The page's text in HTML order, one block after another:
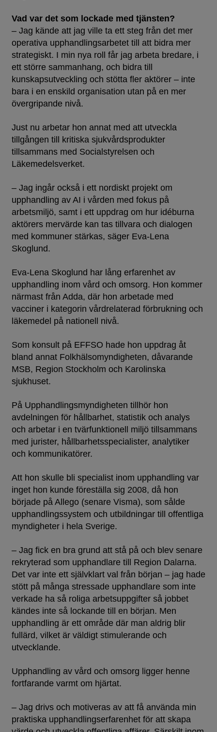
Vad var det som lockade med tjänsten?
– Jag kände att jag ville ta ett steg från det mer
operativa upphandlingsarbetet till att bidra mer
strategiskt. I min nya roll får jag arbeta bredare, i
ett större sammanhang, och bidra till
kunskapsutveckling och stötta fler aktörer – inte
bara i en enskild organisation utan på en mer
övergripande nivå.
Just nu arbetar hon annat med att utveckla
tillgången till kritiska sjukvårdsprodukter
tillsammans med Socialstyrelsen och
Läkemedelsverket.
– Jag ingår också i ett nordiskt projekt om
upphandling av AI i vården med fokus på
arbetsmiljö, samt i ett uppdrag om hur idéburna
aktörers mervärde kan tas tillvara och dialogen
med kommuner stärkas, säger Eva-Lena
Skoglund.
Eva-Lena Skoglund har lång erfarenhet av
upphandling inom vård och omsorg. Hon kommer
närmast från Adda, där hon arbetade med
vacciner i kategorin vårdrelaterad förbrukning och
läkemedel på nationell nivå.
Som konsult på EFFSO hade hon uppdrag åt
bland annat Folkhälsomyndigheten, dåvarande
MSB, Region Stockholm och Karolinska
sjukhuset.
På Upphandlingsmyndigheten tillhör hon
avdelningen för hållbarhet, statistik och analys
och arbetar i en tvärfunktionell miljö tillsammans
med jurister, hållbarhetsspecialister, analytiker
och kommunikatörer.
Att hon skulle bli specialist inom upphandling var
inget hon kunde föreställa sig 2008, då hon
började på Allego (senare Visma), som sålde
upphandlingssystem och utbildningar till offentliga
myndigheter i hela Sverige.
– Jag fick en bra grund att stå på och blev senare
rekryterad som upphandlare till Region Dalarna.
Det var inte ett självklart val från början – jag hade
stött på många stressade upphandlare som inte
verkade ha så roliga arbetsuppgifter så jobbet
kändes inte så lockande till en början. Men
upphandling är ett område där man aldrig blir
fullärd, vilket är väldigt stimulerande och
utvecklande.
Upphandling av vård och omsorg ligger henne
fortfarande varmt om hjärtat.
– Jag drivs och motiveras av att få använda min
praktiska upphandlingserfarenhet för att skapa